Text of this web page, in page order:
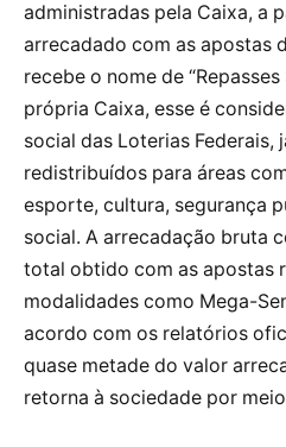
administradas pela Caixa, a
arrecadado com as apostas
recebe o nome de “Repasses
própria Caixa, esse é
social das Loterias Federais,
redistribuídos para áreas
esporte, cultura, segurança
social. A arrecadação bruta
total obtido com as apostas
modalidades como Mega-
acordo com os relatórios
quase metade do valor
retorna à sociedade por